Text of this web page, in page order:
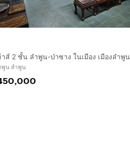
าส์ 2 ชั้น ลำพูน-ป่าซาง ในเมือง เมืองลำพูน
พูน ลำพูน